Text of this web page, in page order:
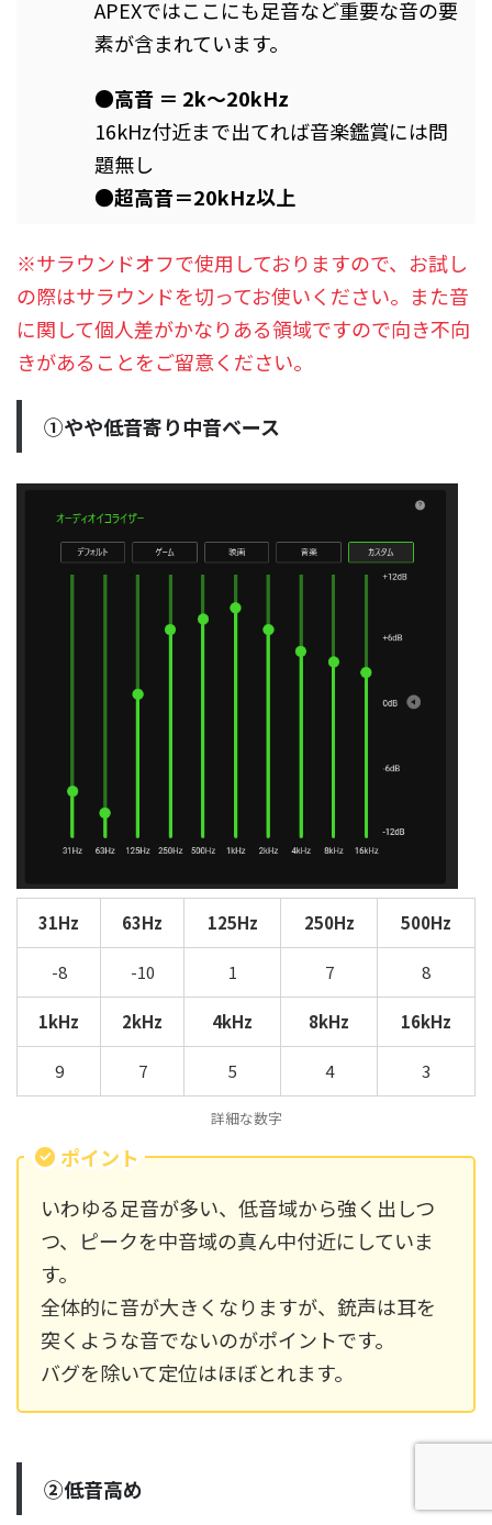
APEXではここにも足音など重要な音の要
素が含まれています。
●高音 ＝ 2k～20kHz
16kHz付近まで出てれば音楽鑑賞には問
題無し
●超高音＝20kHz以上
※サラウンドオフで使用しておりますので、お試し
の際はサラウンドを切ってお使いください。また音
に関して個人差がかなりある領域ですので向き不向
きがあることをご留意ください。
①やや低音寄り中音ベース
31Hz 63Hz 125Hz 250Hz 500Hz
-8 -10 1 7 8
1kHz 2kHz 4kHz 8kHz 16kHz
9 7 5 4 3
詳細な数字
ポイント
いわゆる足音が多い、低音域から強く出しつ
つ、ピークを中音域の真ん中付近にしていま
す。
全体的に音が大きくなりますが、銃声は耳を
突くような音でないのがポイントです。
バグを除いて定位はほぼとれます。
②低音高め